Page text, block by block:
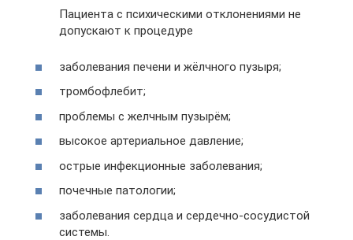
Пациента с психическими отклонениями не
допускают к процедуре
заболевания печени и жёлчного пузыря;
тромбофлебит;
проблемы с желчным пузырём;
высокое артериальное давление;
острые инфекционные заболевания;
почечные патологии;
заболевания сердца и сердечно-сосудистой
системы.